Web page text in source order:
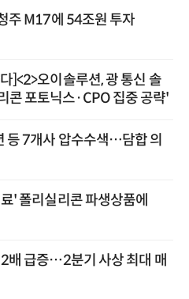
주 M17에 54조원 투자
]<2>오이솔루션, 광 통신 솔
포토닉스·CPO 집중 공략'
등 7개사 압수수색…담합 의
' 폴리실리콘 파생상품에
배 급증…2분기 사상 최대 매